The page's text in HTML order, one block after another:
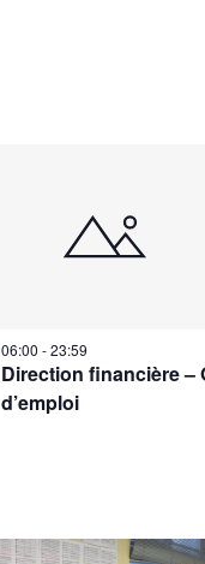
06:00-23:59
Direction financière –
d’emploi